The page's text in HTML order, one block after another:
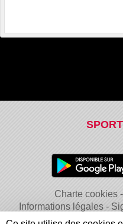
Charte cookies
Informations légales